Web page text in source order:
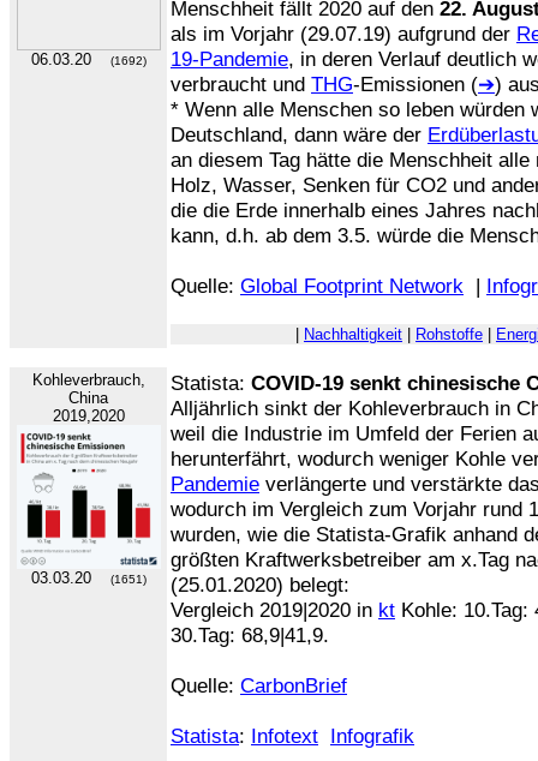
06.03.20 (1692)
Menschheit fällt 2020 auf den 22.
als im Vorjahr (29.07.19) aufgrund der
19-Pandemie, in deren Verlauf deutlich
verbraucht und THG-Emissionen (➔)
* Wenn alle Menschen so leben würden
Deutschland, dann wäre der
an diesem Tag hätte die Menschheit
Holz, Wasser, Senken für CO2 und
die die Erde innerhalb eines Jahres
kann, d.h. ab dem 3.5. würde die
Quelle: Global Footprint Network |
Nachhaltigkeit Rohstoffe
Kohleverbrauch,
China
2019,2020
03.03.20 (1651)
Statista: COVID-19 senkt chinesische
Alljährlich sinkt der Kohleverbrauch in
weil die Industrie im Umfeld der Ferien
herunterfährt, wodurch weniger Kohle
Pandemie verlängerte und verstärkte
wodurch im Vergleich zum Vorjahr rund
wurden, wie die Statista-Grafik anhand
größten Kraftwerksbetreiber am x.Tag
(25.01.2020) belegt:
Vergleich 2019|2020 in kt Kohle: 10.Tag:
30.Tag: 68,9|41,9.
Quelle: CarbonBrief
Statista: Infotext Infografik